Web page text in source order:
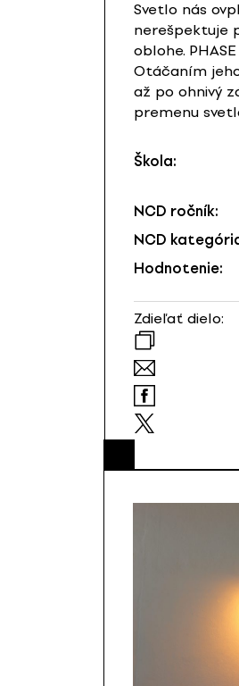
Svetlo nás
nerešpektuje
oblohe.
Otáčaním
až po ohnivý
premenu
Škola:
NCD ročník:
NCD
Hodnotenie:
Zdieľať dielo: